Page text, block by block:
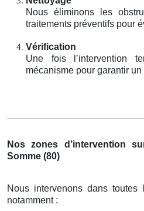
Nous éliminons les
traitements préventifs pour
Vérification
Une fois l’intervention
mécanisme pour garantir
Nos zones d’intervention
Somme (80)
Nous intervenons dans toutes
notamment :